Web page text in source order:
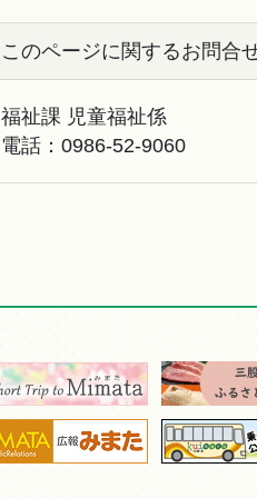
このページに関するお問合
福祉課 児童福祉係
電話： 0986-52-9060